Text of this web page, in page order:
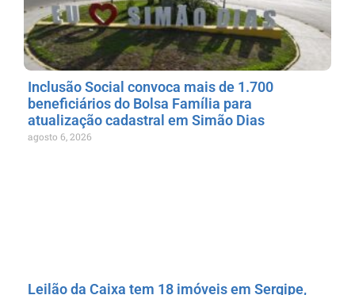
Inclusão Social convoca mais de 1.700
beneficiários do Bolsa Família para
atualização cadastral em Simão Dias
agosto 6, 2026
Leilão da Caixa tem 18 imóveis em Sergipe,